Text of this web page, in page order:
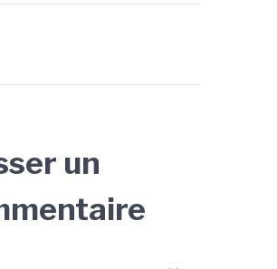
un